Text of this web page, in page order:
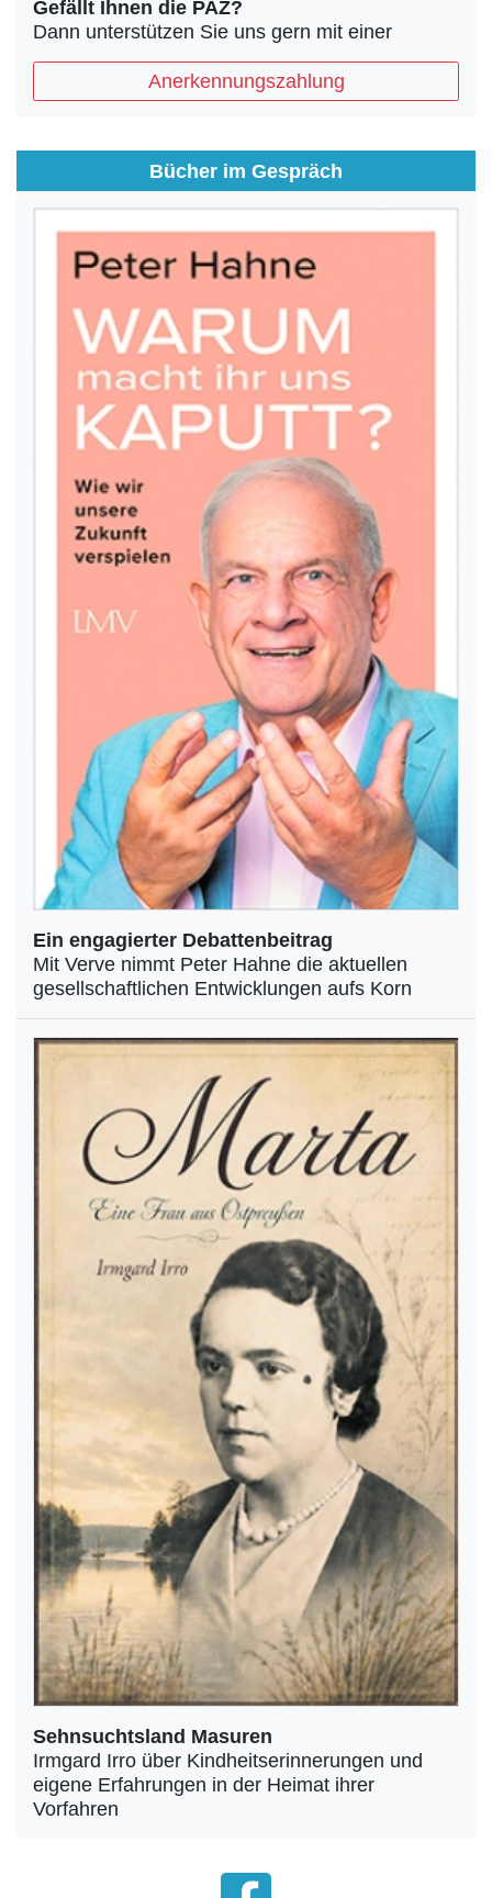
Gefällt Ihnen die PAZ?
Dann unterstützen Sie uns gern mit einer
Anerkennungszahlung
Bücher im Gespräch
Ein engagierter Debattenbeitrag
Mit Verve nimmt Peter Hahne die aktuellen
gesellschaftlichen Entwicklungen aufs Korn
Sehnsuchtsland Masuren
Irmgard Irro über Kindheitserinnerungen und
eigene Erfahrungen in der Heimat ihrer
Vorfahren